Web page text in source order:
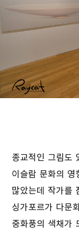
종교적인 그림도
이슬람 문화의 영
많았는데 작가를
싱가포르가 다문
중화풍의 색채가